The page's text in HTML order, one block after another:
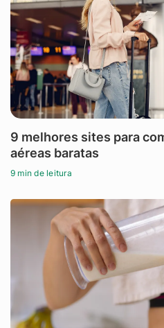
9 melhores sites para
aéreas baratas
9 min de leitura